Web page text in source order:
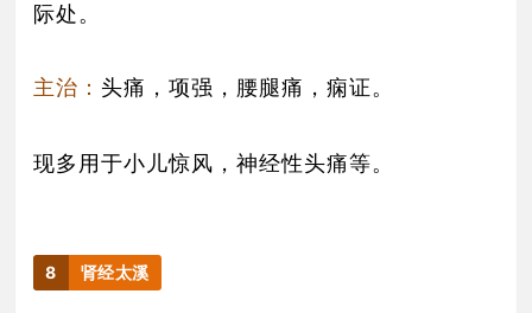
际处。
主治： 头痛，项强，腰腿痛，痫证。
现多用于小儿惊风，神经性头痛等。
8 肾经太溪